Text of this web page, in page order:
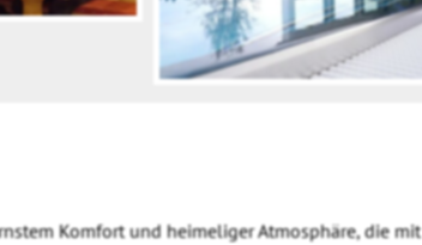
Komfort und heimeliger Atmosphäre, die mit